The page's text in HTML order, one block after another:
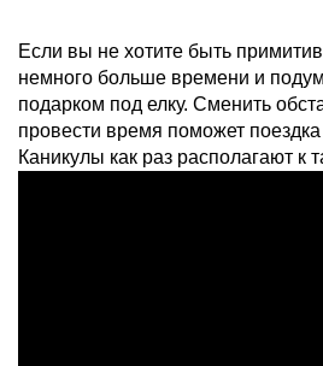
Если вы не хотите быть
немного больше времени и
подарком под елку. Сменить
провести время поможет
Каникулы как раз располагают к